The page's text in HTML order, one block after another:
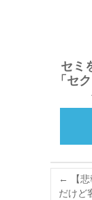
セミ
「セ
←
【
だけど